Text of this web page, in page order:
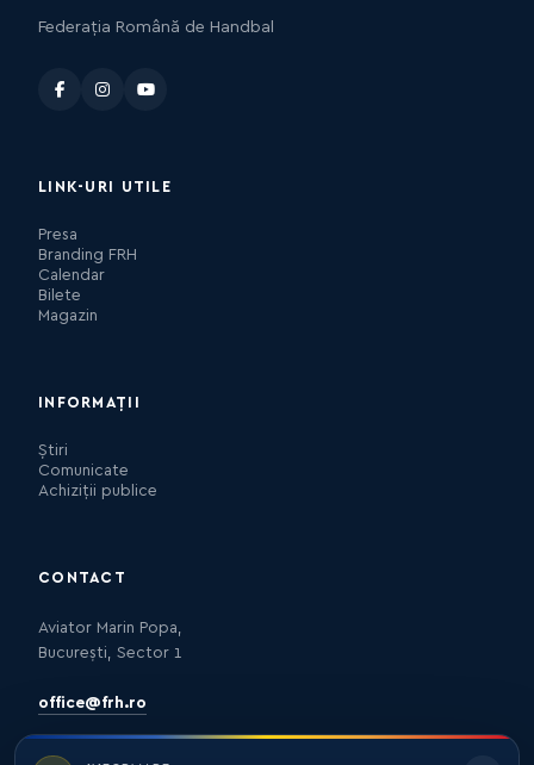
Federația Română de Handbal
LINK-URI UTILE
Presa
Branding FRH
Calendar
Bilete
Magazin
INFORMAȚII
Știri
Comunicate
Achiziții publice
CONTACT
Aviator Marin Popa,
București, Sector 1
office@frh.ro